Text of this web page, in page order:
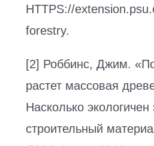
HTTPS://
forestry.
[2] Роббинс, Джим.
растет массовая
Насколько экологичен
строительный